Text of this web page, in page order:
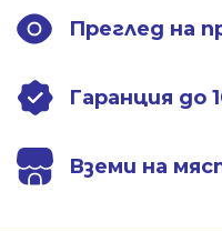
Преглед на
Гаранция до
Вземи на